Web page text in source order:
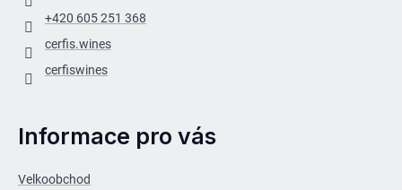
+420 605 251 368
cerfis.wines
cerfiswines
Informace pro vás
Velkoobchod